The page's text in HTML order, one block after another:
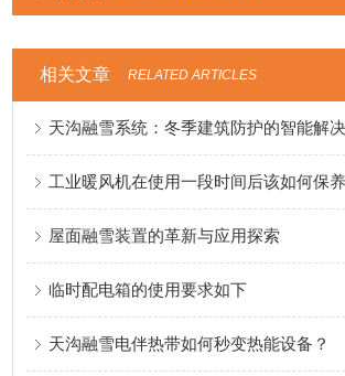
相关文章 RELATED ARTICLES
天沟融雪系统：冬季建筑防护的智能解
工业暖风机在使用一段时间后该如何保
屋面融雪装置的革新与应用探索
临时配电箱的使用要求如下
天沟融雪电伴热带如何秒变热能设备？